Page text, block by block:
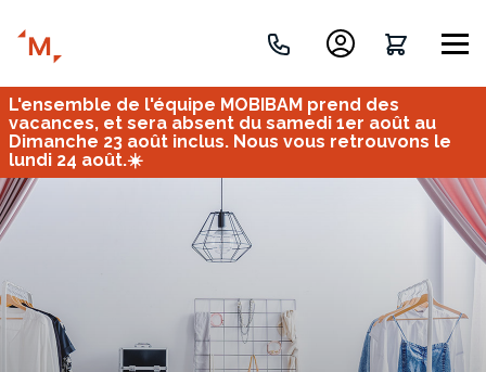
OU
Créez votre projet de A à Z
Imaginez et concevez un meuble 100% unique.
L'ensemble de l'équipe MOBIBAM prend des
vacances, et sera absent du samedi 1er août au
Dimanche 23 août inclus. Nous vous retrouvons le
lundi 24 août.☀️